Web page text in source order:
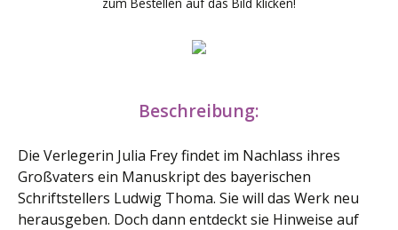
Beschreibung:
Die Verlegerin Julia Frey findet im Nachlass ihres
Großvaters ein Manuskript des bayerischen
Schriftstellers Ludwig Thoma. Sie will das Werk neu
herausgeben. Doch dann entdeckt sie Hinweise auf